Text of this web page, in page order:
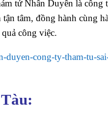
tử Nhân Duyên là công
tâm, đồng hành cùng
công việc.
duyen-cong-ty-tham-tu-